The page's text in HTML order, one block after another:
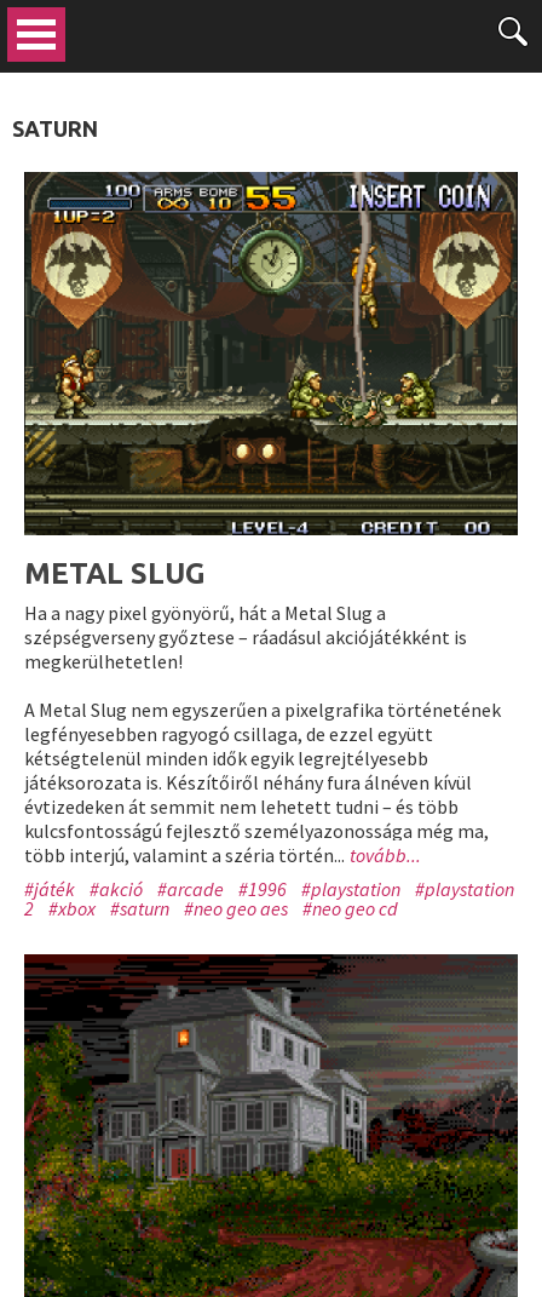
SATURN
METAL SLUG
Ha a nagy pixel gyönyörű, hát a Metal Slug a
szépségverseny győztese – ráadásul akciójátékként is
megkerülhetetlen!
A Metal Slug nem egyszerűen a pixelgrafika történetének
legfényesebben ragyogó csillaga, de ezzel együtt
kétségtelenül minden idők egyik legrejtélyesebb
játéksorozata is. Készítőiről néhány fura álnéven kívül
évtizedeken át semmit nem lehetett tudni – és több
kulcsfontosságú fejlesztő személyazonossága még ma,
több interjú, valamint a széria történ... tovább...
#játék #akció #arcade #1996 #playstation #playstation
2 #xbox #saturn #neo geo aes #neo geo cd